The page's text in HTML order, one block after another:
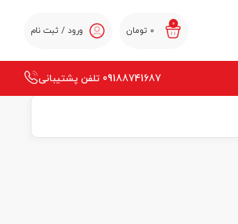
0
0 تومان ورود / ثبت نام
09188741687 تلفن پشتیبانی